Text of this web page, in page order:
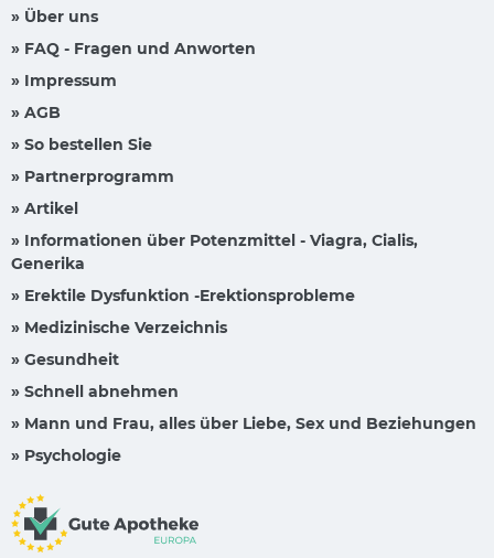
» Über uns
» FAQ - Fragen und Anworten
» Impressum
» AGB
» So bestellen Sie
» Partnerprogramm
» Artikel
» Informationen über Potenzmittel - Viagra, Cialis,
Generika
» Erektile Dysfunktion -Erektionsprobleme
» Medizinische Verzeichnis
» Gesundheit
» Schnell abnehmen
» Mann und Frau, alles über Liebe, Sex und Beziehungen
» Psychologie